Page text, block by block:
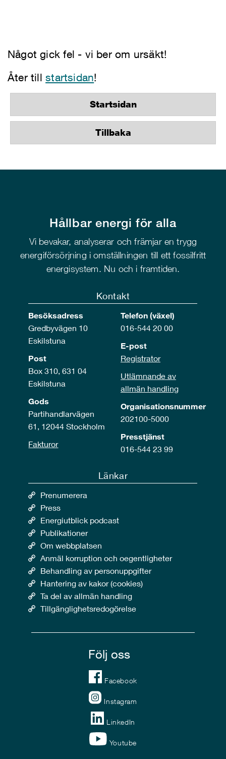
Något gick fel - vi ber om ursäkt!
Åter tillstartsidan!
Startsidan
Tillbaka
Hållbar energi för alla
Vi bevakar, analyserar och främjar en trygg
energiförsörjning i omställningen till ett fossilfritt
energisystem. Nu och i framtiden.
Kontakt
Besöksadress
Gredbyvägen 10
Eskilstuna
Post
Box 310, 631 04
Eskilstuna
Gods
Partihandlarvägen
61, 12044 Stockholm
Fakturor
Telefon (växel)
016-544 20 00
E-post
Registrator
Utlämnande av
allmän handling
Organisationsnummer
202100-5000
Presstjänst
016-544 23 99
Länkar
Prenumerera
Press
Energiutblick podcast
Publikationer
Om webbplatsen
Anmäl korruption och oegentligheter
Behandling av personuppgifter
Hantering av kakor (cookies)
Ta del av allmän handling
Tillgänglighetsredogörelse
Följ oss
Facebook
Instagram
LinkedIn
Youtube